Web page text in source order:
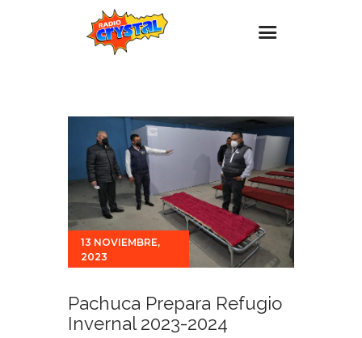
Estaciones
Eventos
Promociones
Noticias
Para ti
Contacto
13 NOVIEMBRE,
2023
Pachuca Prepara Refugio
Invernal 2023-2024